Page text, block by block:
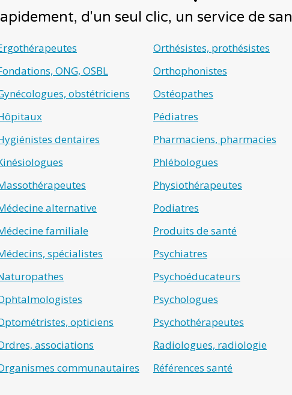
d'un seul clic, un service de
ONG, OSBL
obstétriciens
dentaires
alternative
familiale
spécialistes
opticiens
associations
communautaires
Orthésistes, prothésistes
Orthophonistes
Ostéopathes
Pédiatres
Pharmaciens, pharmacies
Phlébologues
Physiothérapeutes
Podiatres
Produits de santé
Psychiatres
Psychoéducateurs
Psychologues
Psychothérapeutes
Radiologues, radiologie
Références santé